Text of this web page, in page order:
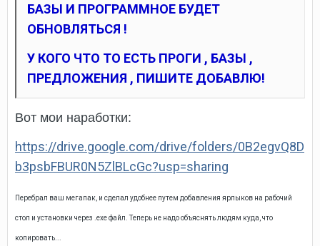
БАЗЫ И ПРОГРАММНОЕ БУДЕТ
ОБНОВЛЯТЬСЯ !
У КОГО ЧТО ТО ЕСТЬ ПРОГИ , БАЗЫ ,
ПРЕДЛОЖЕНИЯ , ПИШИТЕ ДОБАВЛЮ!
Вот мои наработки:
https://drive.google.com/drive/folders/0B2egvQ8D
b3psbFBUR0N5ZlBLcGc?usp=sharing
Перебрал ваш мегапак, и сделал удобнее путем добавления ярлыков на рабочий
стол и установки через .exe файл. Теперь не надо объяснять людям куда, что
копировать...